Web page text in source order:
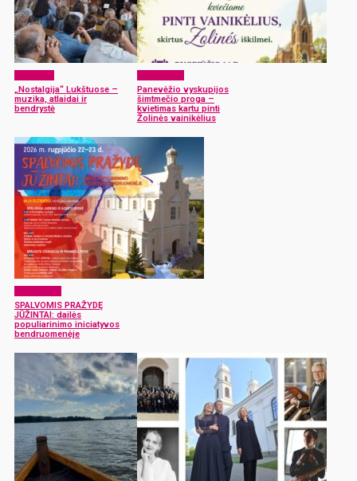
„Nostalgija“ Lukštuose –
muzika, atlaidai ir
bendrystė
Panevėžio vyskupijos
šimtmečio proga –
kvietimas kartu pinti
Žolinės vainikėlius
SPALVOMIS PRAŽYDĘ
JŪŽINTAI: dailės
populiarinimo iniciatyvos
bendruomenėje